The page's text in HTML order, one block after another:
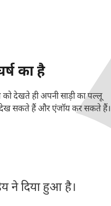
का है
को देखते ही अपनी साड़ी का पल्लू
देख सकते हैं और एंजॉय कर सकते हैं।
ने दिया हुआ है।